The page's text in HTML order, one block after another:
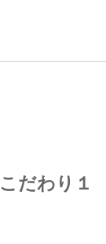
こだわり１